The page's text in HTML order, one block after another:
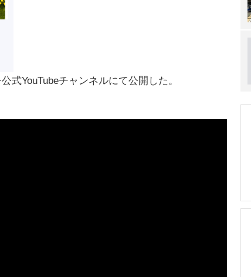
YouTubeチャンネルにて公開した。